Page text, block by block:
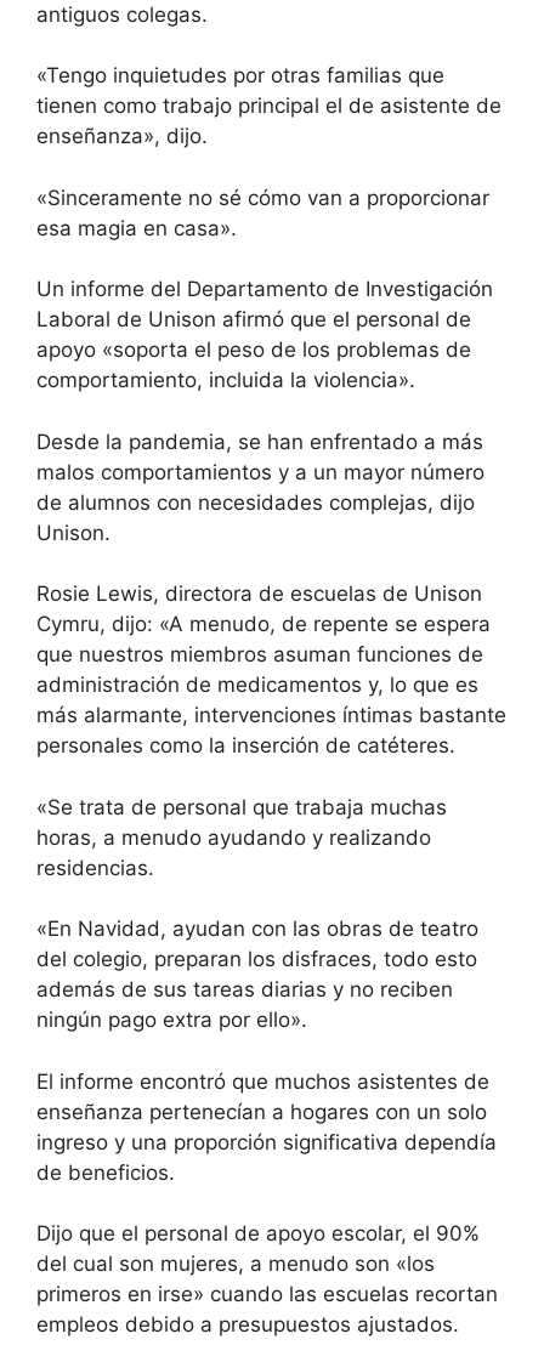
antiguos colegas.
«Tengo inquietudes por otras familias que
tienen como trabajo principal el de asistente de
enseñanza», dijo.
«Sinceramente no sé cómo van a proporcionar
esa magia en casa».
Un informe del Departamento de Investigación
Laboral de Unison afirmó que el personal de
apoyo «soporta el peso de los problemas de
comportamiento, incluida la violencia».
Desde la pandemia, se han enfrentado a más
malos comportamientos y a un mayor número
de alumnos con necesidades complejas, dijo
Unison.
Rosie Lewis, directora de escuelas de Unison
Cymru, dijo: «A menudo, de repente se espera
que nuestros miembros asuman funciones de
administración de medicamentos y, lo que es
más alarmante, intervenciones íntimas bastante
personales como la inserción de catéteres.
«Se trata de personal que trabaja muchas
horas, a menudo ayudando y realizando
residencias.
«En Navidad, ayudan con las obras de teatro
del colegio, preparan los disfraces, todo esto
además de sus tareas diarias y no reciben
ningún pago extra por ello».
El informe encontró que muchos asistentes de
enseñanza pertenecían a hogares con un solo
ingreso y una proporción significativa dependía
de beneficios.
Dijo que el personal de apoyo escolar, el 90%
del cual son mujeres, a menudo son «los
primeros en irse» cuando las escuelas recortan
empleos debido a presupuestos ajustados.